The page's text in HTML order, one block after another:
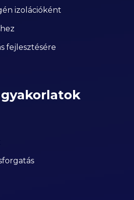
izolációként
fejlesztésére